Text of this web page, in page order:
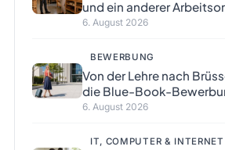
und ein anderer
6. August 2026
BEWERBUNG
Von der Lehre nach
die Blue-Book-
6. August 2026
IT, COMPUTER & INTERNET